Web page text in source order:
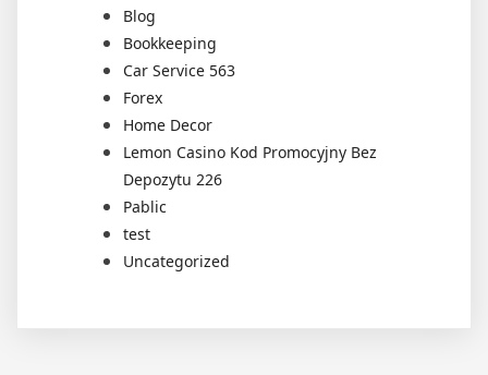
Blog
Bookkeeping
Car Service 563
Forex
Home Decor
Lemon Casino Kod Promocyjny Bez
Depozytu 226
Pablic
test
Uncategorized